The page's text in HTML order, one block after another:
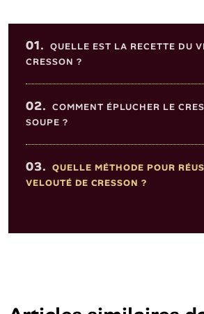
Sommaire de
01. QUELLE EST LA RECETTE DU
CRESSON ?
02. COMMENT ÉPLUCHER LE
SOUPE ?
03. QUELLE MÉTHODE POUR
VELOUTÉ DE CRESSON ?